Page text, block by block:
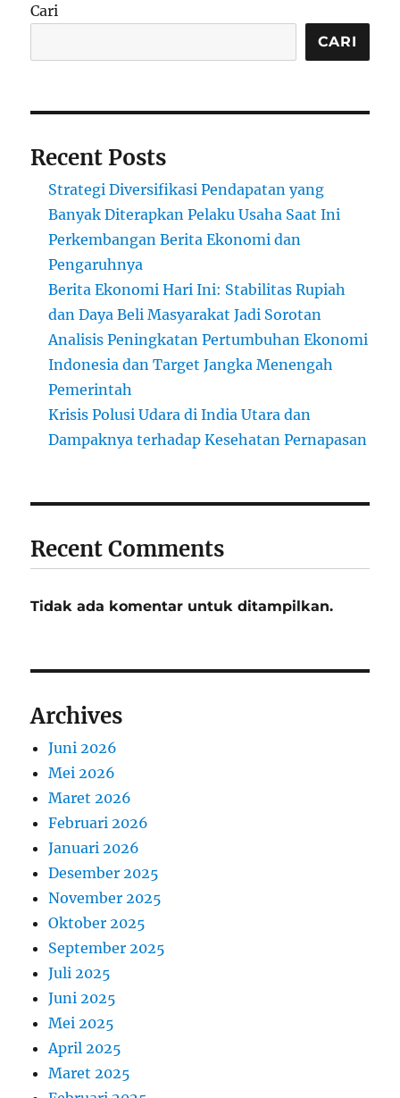
Cari
CARI
Recent Posts
Strategi Diversifikasi Pendapatan yang
Banyak Diterapkan Pelaku Usaha Saat Ini
Perkembangan Berita Ekonomi dan
Pengaruhnya
Berita Ekonomi Hari Ini: Stabilitas Rupiah
dan Daya Beli Masyarakat Jadi Sorotan
Analisis Peningkatan Pertumbuhan Ekonomi
Indonesia dan Target Jangka Menengah
Pemerintah
Krisis Polusi Udara di India Utara dan
Dampaknya terhadap Kesehatan Pernapasan
Recent Comments
Tidak ada komentar untuk ditampilkan.
Archives
Juni 2026
Mei 2026
Maret 2026
Februari 2026
Januari 2026
Desember 2025
November 2025
Oktober 2025
September 2025
Juli 2025
Juni 2025
Mei 2025
April 2025
Maret 2025